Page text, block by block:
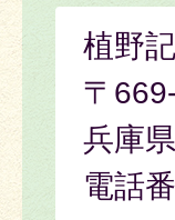
植野
〒
兵庫
電話